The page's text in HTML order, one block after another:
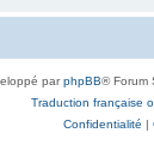
parphpBB® Forum
Traduction française
Confidentialité |